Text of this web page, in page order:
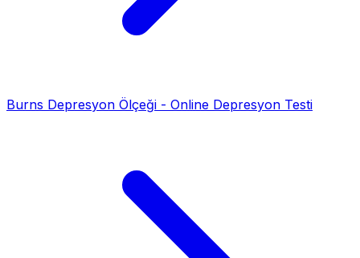
Burns Depresyon Ölçeği - Online Depresyon Testi